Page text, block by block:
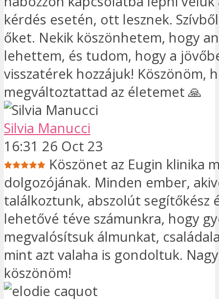
kérdés esetén, ott lesznek.
őket. Nekik köszönhetem, hogy
lehettem, és tudom, hogy a
visszatérek hozzájuk! Köszönöm,
megváltoztattad az életemet 🙏
Silvia Manucci
16:31 26 Oct 23
Köszönet az Eugin klinika
dolgozójának. Minden ember,
találkoztunk, abszolút segítőkész
lehetővé téve számunkra, hogy
megvalósítsuk álmunkat,
mint azt valaha is gondoltuk.
köszönöm!